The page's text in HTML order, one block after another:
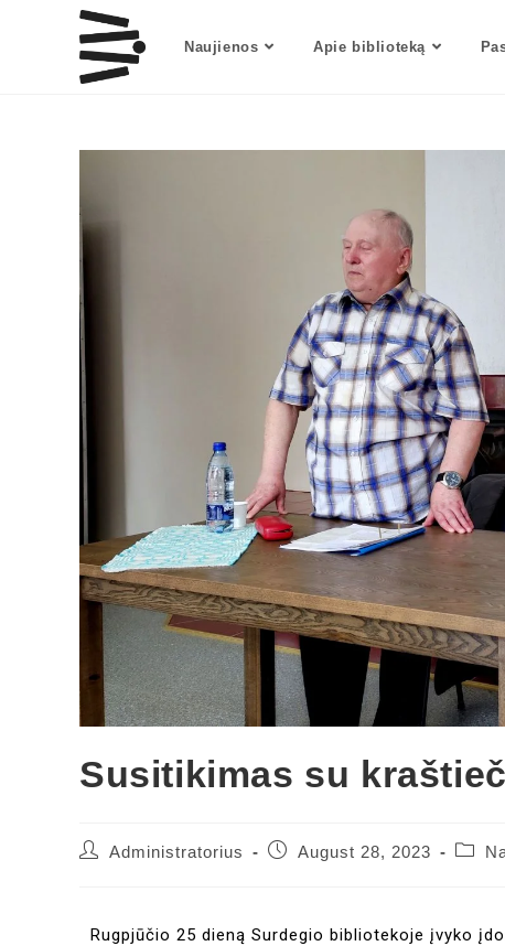
Naujienos Apie biblioteką
Susitikimas su
Administratorius August 28, 2023
Rugpjūčio 25 dieną Surdegio bibliotekoje įvyko